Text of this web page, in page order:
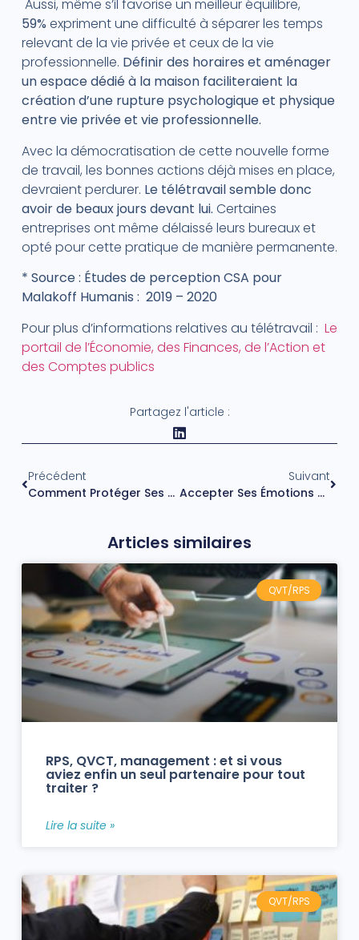
Aussi, même s’il favorise un meilleur équilibre,
59% expriment une difficulté à séparer les temps
relevant de la vie privée et ceux de la vie
professionnelle. Définir des horaires et aménager
un espace dédié à la maison faciliteraient la
création d’une rupture psychologique et physique
entre vie privée et vie professionnelle.
Avec la démocratisation de cette nouvelle forme
de travail, les bonnes actions déjà mises en place,
devraient perdurer. Le télétravail semble donc
avoir de beaux jours devant lui. Certaines
entreprises ont même délaissé leurs bureaux et
opté pour cette pratique de manière permanente.
* Source : Études de perception CSA pour
Malakoff Humanis : 2019 – 2020
Pour plus d’informations relatives au télétravail : Le
portail de l’Économie, des Finances, de l’Action et
des Comptes publics
Partagez l'article :
Précédent
Comment Protéger Ses Enfants Des Dangers D’un Monde Connecté ?
Suivant
Accepter Ses Émotions Négatives Favoriserait Une Bonne Santé Mentale
Articles similaires
QVT/RPS
RPS, QVCT, management : et si vous
aviez enfin un seul partenaire pour tout
traiter ?
Lire la suite »
QVT/RPS